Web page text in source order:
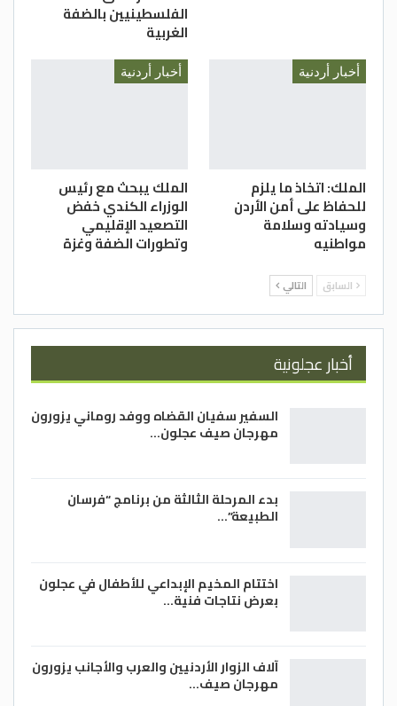
الفلسطينيين بالضفة
الغربية
أخبار أردنية
الملك: اتخاذ ما يلزم
للحفاظ على أمن الأردن
وسيادته وسلامة
مواطنيه
أخبار أردنية
الملك يبحث مع رئيس
الوزراء الكندي خفض
التصعيد الإقليمي
وتطورات الضفة وغزة
السابق التالي
أخبار عجلونية
السفير سفيان القضاه ووفد روماني يزورون
مهرجان صيف عجلون…
بدء المرحلة الثالثة من برنامج “فرسان
الطبيعة”…
اختتام المخيم الإبداعي للأطفال في عجلون
بعرض نتاجات فنية…
آلاف الزوار الأردنيين والعرب والأجانب يزورون
مهرجان صيف…